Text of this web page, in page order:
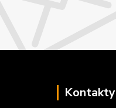
Kontakty